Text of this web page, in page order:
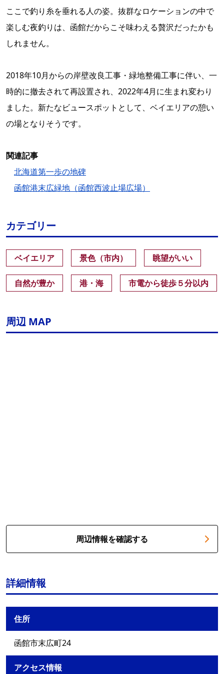
ここで釣り糸を垂れる人の姿。抜群なロケーションの中で
楽しむ夜釣りは、函館だからこそ味わえる贅沢だったかも
しれません。
2018年10月からの岸壁改良工事・緑地整備工事に伴い、一
時的に撤去されて再設置され、2022年4月に生まれ変わり
ました。新たなビュースポットとして、ベイエリアの憩い
の場となりそうです。
関連記事
北海道第一歩の地碑
函館港末広緑地（函館西波止場広場）
カテゴリー
ベイエリア 景色（市内） 眺望がいい
自然が豊か 港・海 市電から徒歩５分以内
周辺 MAP
周辺情報を確認する
詳細情報
住所
函館市末広町24
アクセス情報